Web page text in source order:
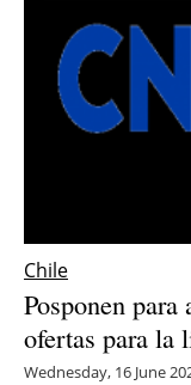
Chile
Posponen
ofertas para la
Wednesday, 16 June